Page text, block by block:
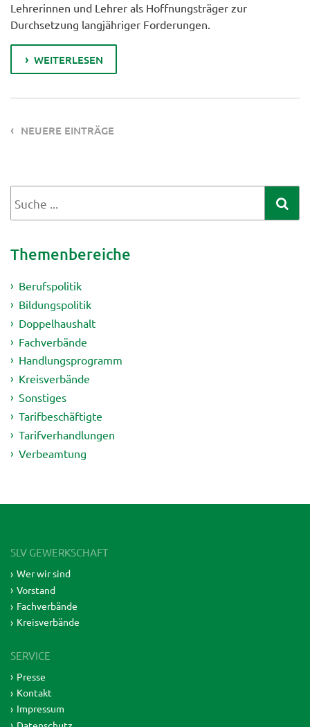
Lehrerinnen und Lehrer als Hoffnungsträger zur
Durchsetzung langjähriger Forderungen.
WEITERLESEN
NEUERE EINTRÄGE
Themenbereiche
Berufspolitik
Bildungspolitik
Doppelhaushalt
Fachverbände
Handlungsprogramm
Kreisverbände
Sonstiges
Tarifbeschäftigte
Tarifverhandlungen
Verbeamtung
SLV GEWERKSCHAFT
Wer wir sind
Vorstand
Fachverbände
Kreisverbände
SERVICE
Presse
Kontakt
Impressum